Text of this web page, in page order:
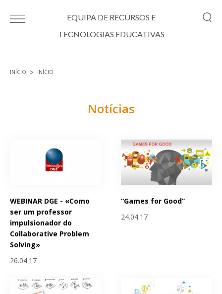
EQUIPA DE RECURSOS E
TECNOLOGIAS EDUCATIVAS
INÍCIO INÍCIO
Notícias
WEBINAR DGE - «Como
ser um professor
impulsionador do
Collaborative Problem
Solving»
26.04.17
“Games for Good”
24.04.17
Páginas